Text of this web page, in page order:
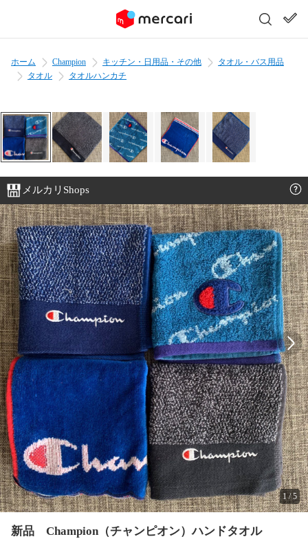
ホーム Champion キッチン・日用品・その他
タオル・バス用品
タオル
タオルハンカチ
メルカリShops
1/5
新品 Champion（チャンピオン）ハンドタオル